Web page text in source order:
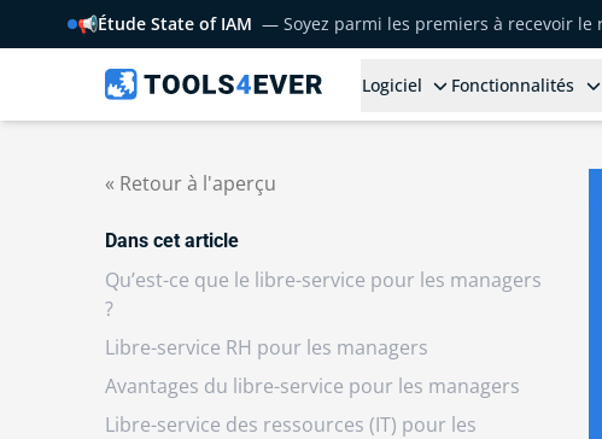
📢Étude State of IAM — Soyez parmi les premiers à recevoir le
Logiciel Fonctionnalités
« Retour à l'aperçu
Dans cet article
Qu’est-ce que le libre-service pour les managers
?
Libre-service RH pour les managers
Avantages du libre-service pour les managers
Libre-service des ressources (IT) pour les